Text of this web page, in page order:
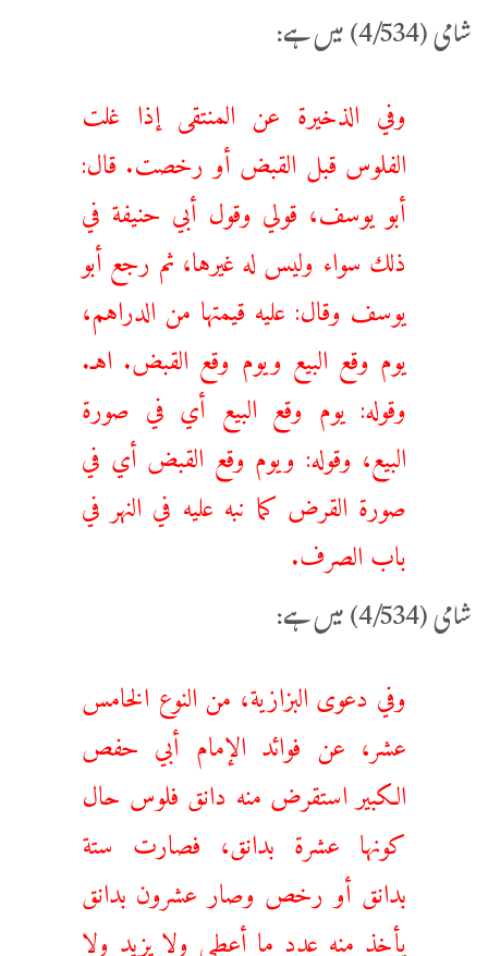
شامی (4/534) میں ہے:
وفي الذخيرة عن المنتقى ‌إذا ‌غلت
‌الفلوس قبل القبض أو رخصت. قال:
أبو يوسف، قولي وقول أبي حنيفة في
ذلك سواء وليس له غيرها، ثم رجع أبو
يوسف وقال: عليه قيمتها من الدراهم،
يوم وقع البيع ويوم وقع القبض. اهـ.
وقوله: يوم وقع البيع أي في صورة
البيع، وقوله: ويوم وقع القبض أي في
صورة القرض كما نبه عليه في النهر في
باب الصرف.
شامی (4/534) میں ہے:
وفي دعوى البزازية، من النوع الخامس
عشر، عن فوائد الإمام أبي حفص
الكبير استقرض منه دانق فلوس ‌حال
‌كونها ‌عشرة بدانق، فصارت ستة
بدانق أو رخص وصار عشرون بدانق
يأخذ منه عدد ما أعطى ولا يزيد ولا